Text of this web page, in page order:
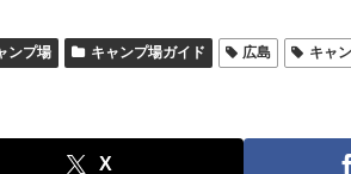
ンプ場 キャンプ場ガイド 広島 キャ
X